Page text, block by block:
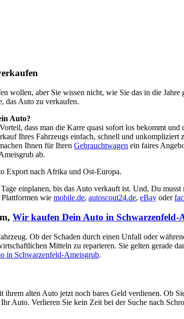
wollen, aber Sie wissen nicht, wie Sie das in die
das Auto zu verkaufen.
Auto?
dass man die Karre quasi sofort los bekommt
Ihres Fahrzeugs einfach, schnell und unkompliziert
Ihnen für Ihren Gebrauchtwagen ein faires
ab.
Export nach Afrika und Ost-Europa.
einplanen, bis das Auto verkauft ist. Und, Du
wie mobile.de, autoscout24.de, eBay oder
Wir kaufen Dein Auto in Schwarzenfeld-
Ob der Schaden durch einen Unfall oder
Mitteln zu reparieren. Sie gelten gerade
in Schwarzenfeld-Ameisgrub.
alten Auto jetzt noch bares Geld verdienen. Ob
Auto. Verlieren Sie kein Zeit bei der Suche nach